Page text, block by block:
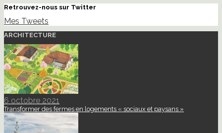
Retrouvez-nous sur Twitter
Mes Tweets
ARCHITECTURE
6 octobre 2021
Transformer des fermes en logements « sociaux et paysans »